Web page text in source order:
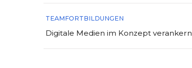
TEAMFORTBILDUNGEN
Digitale Medien im Konzept verankern